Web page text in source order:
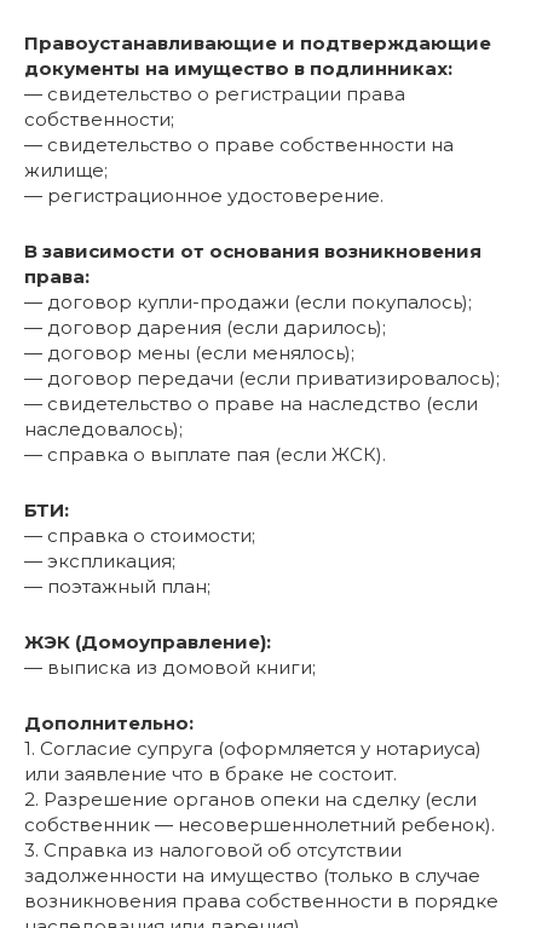
Правоустанавливающие и подтверждающие
документы на имущество в подлинниках:
— свидетельство о регистрации права
собственности;
— свидетельство о праве собственности на
жилище;
— регистрационное удостоверение.
В зависимости от основания возникновения
права:
— договор купли-продажи (если покупалось);
— договор дарения (если дарилось);
— договор мены (если менялось);
— договор передачи (если приватизировалось);
— свидетельство о праве на наследство (если
наследовалось);
— cправка о выплате пая (если ЖСК).
БТИ:
— справка о стоимости;
— экспликация;
— поэтажный план;
ЖЭК (Домоуправление):
— выписка из домовой книги;
Дополнительно:
1. Согласие супруга (оформляется у нотариуса)
или заявление что в браке не состоит.
2. Разрешение органов опеки на сделку (если
собственник — несовершеннолетний ребенок).
3. Cправка из налоговой об отсутствии
задолженности на имущество (только в случае
возникновения права собственности в порядке